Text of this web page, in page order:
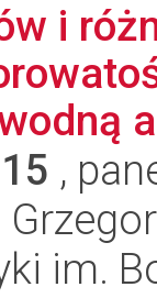
i
,
im.